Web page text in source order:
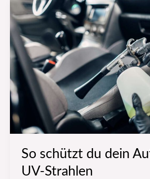
So schützt du dein
UV-Strahlen
So
schützt
du
dein
Auto
vor
UV-
Strahlen